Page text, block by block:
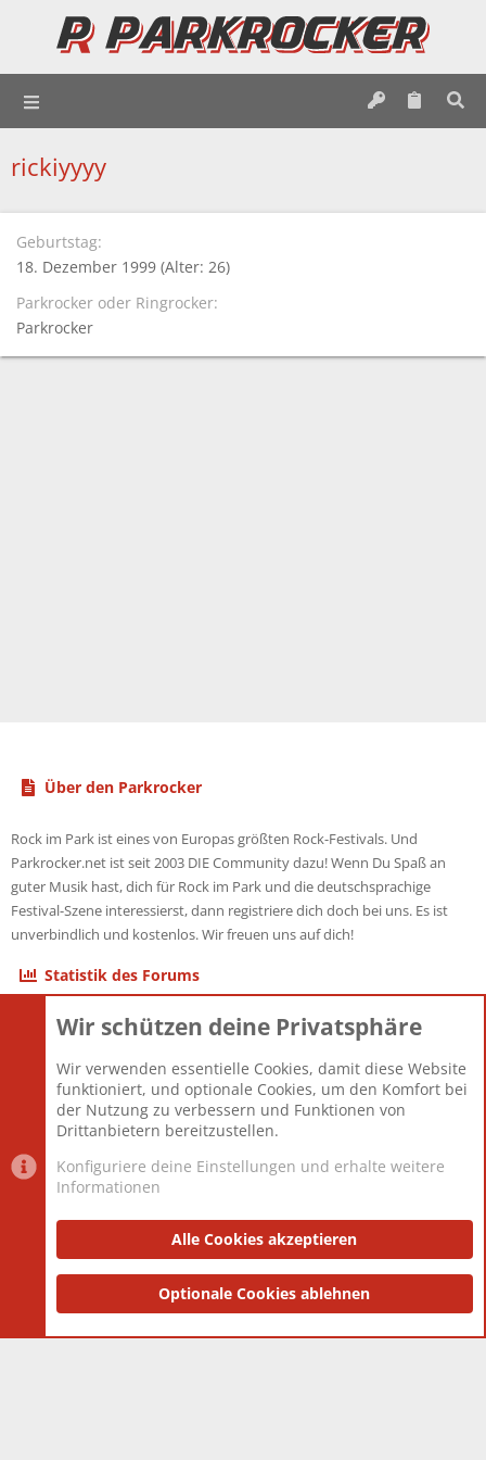
rickiyyyy
Geburtstag
18. Dezember 1999 (Alter: 26)
Parkrocker oder Ringrocker
Parkrocker
Über den Parkrocker
Rock im Park ist eines von Europas größten Rock-Festivals. Und
Parkrocker.net ist seit 2003 DIE Community dazu! Wenn Du Spaß an
guter Musik hast, dich für Rock im Park und die deutschsprachige
Festival-Szene interessierst, dann registriere dich doch bei uns. Es ist
unverbindlich und kostenlos. Wir freuen uns auf dich!
Statistik des Forums
Themen
Mitglieder
12.427
Neuestes Mitglied
Berlin
Datenschutzerklärung Impressum
Community platform by XenForo® © 2010-2025 XenForo Ltd.
and add-ons by ThemeHouse
Wir schützen deine Privatsphäre
Wir verwenden essentielle Cookies, damit diese Website
funktioniert, und optionale Cookies, um den Komfort bei
der Nutzung zu verbessern und Funktionen von
Drittanbietern bereitzustellen.
Konfiguriere deine Einstellungen und erhalte weitere
Informationen
Alle Cookies akzeptieren
Optionale Cookies ablehnen